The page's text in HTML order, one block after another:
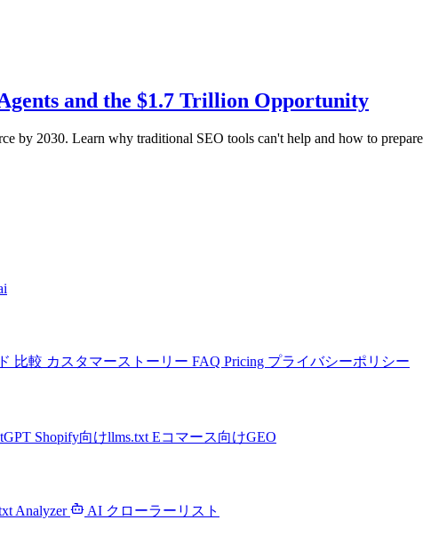
and the $1.7 Trillion Opportunity
by 2030. Learn why traditional SEO tools can't help and how to
比較 カスタマーストーリー FAQ Pricing プライバシーポリシー
Shopify向けllms.txt Eコマース向けGEO
Analyzer AI クローラーリスト